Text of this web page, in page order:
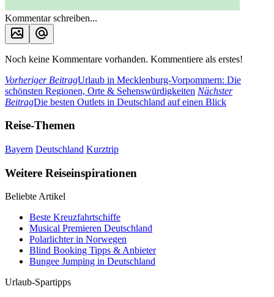
Kommentar schreiben...
Noch keine Kommentare vorhanden. Kommentiere als erstes!
Vorheriger BeitragUrlaub in Mecklenburg-Vorpommern: Die
schönsten Regionen, Orte & Sehenswürdigkeiten Nächster
BeitragDie besten Outlets in Deutschland auf einen Blick
Reise-Themen
Bayern Deutschland Kurztrip
Weitere Reiseinspirationen
Beliebte Artikel
Beste Kreuzfahrtschiffe
Musical Premieren Deutschland
Polarlichter in Norwegen
Blind Booking Tipps & Anbieter
Bungee Jumping in Deutschland
Urlaub-Spartipps